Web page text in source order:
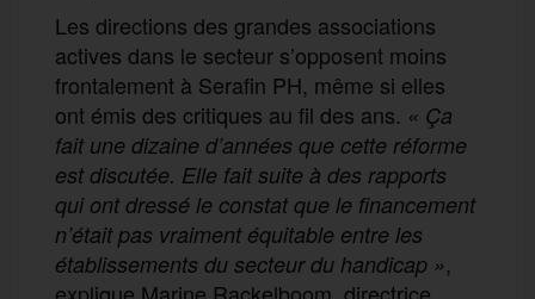
Les directions des grandes associations
actives dans le secteur s’opposent moins
frontalement à Serafin PH, même si elles
ont émis des critiques au fil des ans. « Ça
fait une dizaine d’années que cette réforme
est discutée. Elle fait suite à des rapports
qui ont dressé le constat que le financement
n’était pas vraiment équitable entre les
établissements du secteur du handicap »,
explique Marine Rackelboom, directrice